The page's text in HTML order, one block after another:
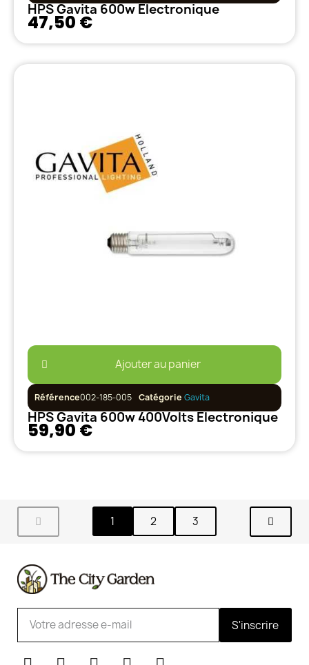
HPS Gavita 600w Electronique
47,50 €
Ajouter au panier
Référence002-185-005 Catégorie Gavita
HPS Gavita 600w 400Volts Electronique
59,90 €
1 2 3
S'inscrire